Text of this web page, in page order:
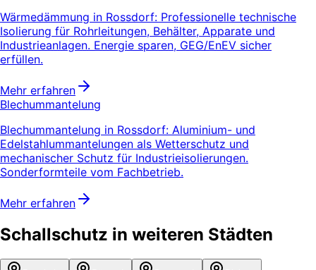
Wärmedämmung in Rossdorf: Professionelle technische
Isolierung für Rohrleitungen, Behälter, Apparate und
Industrieanlagen. Energie sparen, GEG/EnEV sicher
erfüllen.
Mehr erfahren
Blechummantelung
Blechummantelung in Rossdorf: Aluminium- und
Edelstahlummantelungen als Wetterschutz und
mechanischer Schutz für Industrieisolierungen.
Sonderformteile vom Fachbetrieb.
Mehr erfahren
Schallschutz in weiteren Städten